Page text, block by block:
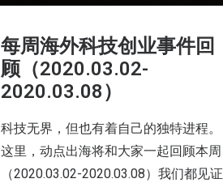
每周海外科技创业事件回
顾（2020.03.02-
2020.03.08）
科技无界，但也有着自己的独特进程。
这里，动点出海将和大家一起回顾本周
（2020.03.02-2020.03.08）我们都见证